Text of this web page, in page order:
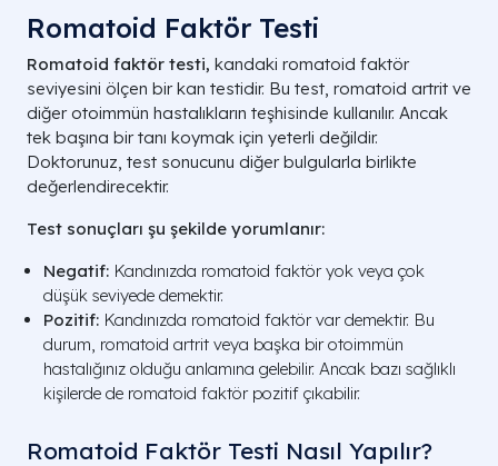
Romatoid Faktör Testi
Romatoid faktör testi, kandaki romatoid faktör
seviyesini ölçen bir kan testidir. Bu test, romatoid artrit ve
diğer otoimmün hastalıkların teşhisinde kullanılır. Ancak
tek başına bir tanı koymak için yeterli değildir.
Doktorunuz, test sonucunu diğer bulgularla birlikte
değerlendirecektir.
Test sonuçları şu şekilde yorumlanır:
Negatif: Kandınızda romatoid faktör yok veya çok
düşük seviyede demektir.
Pozitif: Kandınızda romatoid faktör var demektir. Bu
durum, romatoid artrit veya başka bir otoimmün
hastalığınız olduğu anlamına gelebilir. Ancak bazı sağlıklı
kişilerde de romatoid faktör pozitif çıkabilir.
Romatoid Faktör Testi Nasıl Yapılır?